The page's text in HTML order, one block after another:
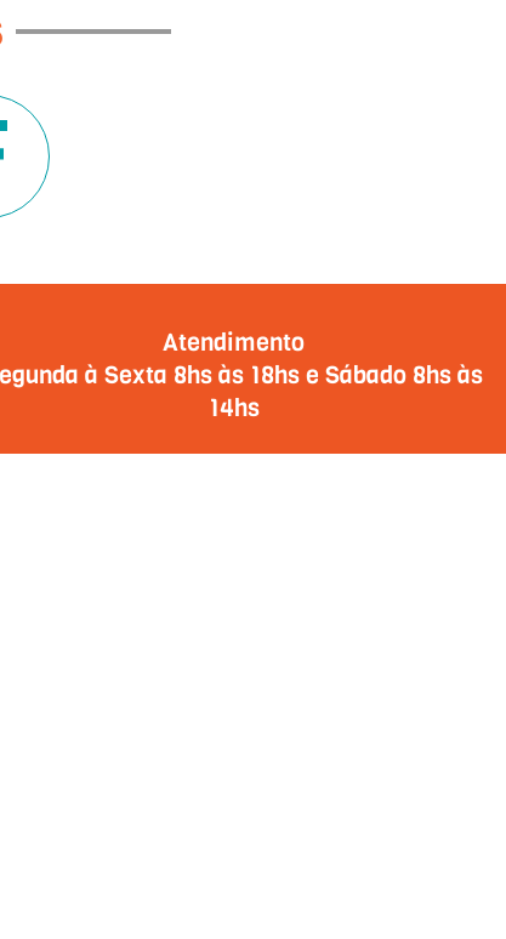
Atendimento
à Sexta 8hs às 18hs e Sábado 8hs às
14hs